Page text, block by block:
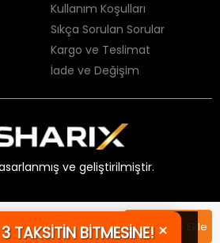
Sepete Ekle
Kullanım Koşulları
Sıkça Sorulan Sorular
Kargo ve Teslimat
İade ve Değişim
ve geliştirilmiştir.
ürünün stoğu
×
TAKSİTİN BİTMESİNE!